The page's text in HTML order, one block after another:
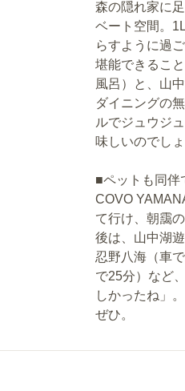
森の隠れ家に
ベート空間。
らすように過
堪能できるこ
風呂）と、山
ダイニングの
ルでジュウジ
味しいのでし
■ペットも同伴
COVO
て行け、朝靄
後は、山中湖
忍野八海（車
で25分）など
しかったね」